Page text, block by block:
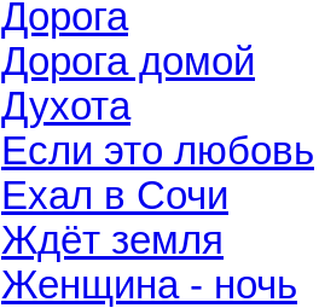
Дорога
Дорога домой
Духота
Если это любовь
Ехал в Сочи
Ждёт земля
Женщина - ночь